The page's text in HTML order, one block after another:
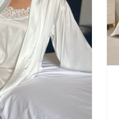
WEDDING COLLECTION